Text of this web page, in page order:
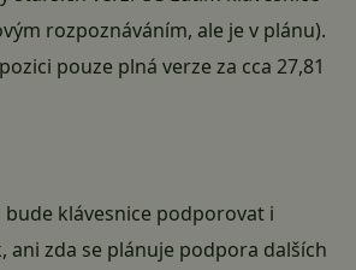
rozpoznáváním, ale je v plánu).
pouze plná verze za cca 27,81
bude klávesnice podporovat i
ani zda se plánuje podpora dalších